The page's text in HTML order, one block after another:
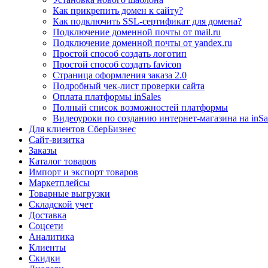
Как прикрепить домен к сайту?
Как подключить SSL-сертификат для домена?
Подключение доменной почты от mail.ru
Подключение доменной почты от yandex.ru
Простой способ создать логотип
Простой способ создать favicon
Страница оформления заказа 2.0
Подробный чек-лист проверки сайта
Оплата платформы inSales
Полный список возможностей платформы
Видеоуроки по созданию интернет-магазина на
Для клиентов СберБизнес
Сайт-визитка
Заказы
Каталог товаров
Импорт и экспорт товаров
Маркетплейсы
Товарные выгрузки
Складской учет
Доставка
Соцсети
Аналитика
Клиенты
Скидки